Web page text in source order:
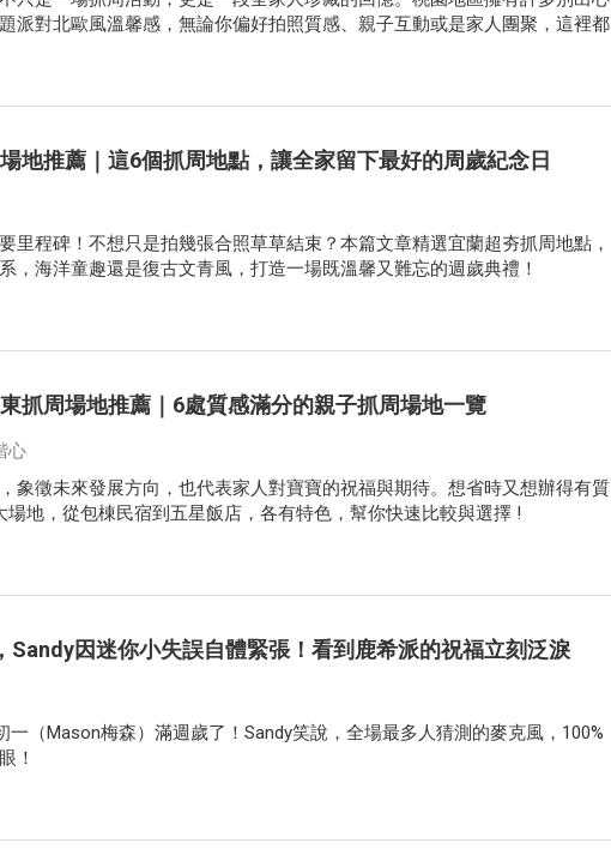
派對北歐風溫馨感，無論你偏好拍照質感、親子互動或是家人團聚，這裡都
地推薦｜這6個抓周地點，讓全家留下最好的周歲紀念日
里程碑！不想只是拍幾張合照草草結束？本篇文章精選宜蘭超夯抓周地點，
，海洋童趣還是復古文青風，打造一場既溫馨又難忘的週歲典禮！
抓周場地推薦｜6處質感滿分的親子抓周場地一覽
心
象徵未來發展方向，也代表家人對寶寶的祝福與期待。想省時又想辦得有質
地，從包棟民宿到五星飯店，各有特色，幫你快速比較與選擇 !
Sandy因迷你小失誤自體緊張！看到鹿希派的祝福立刻泛淚
一（Mason梅森）滿週歲了！Sandy笑說，全場最多人猜測的麥克風，100%
！